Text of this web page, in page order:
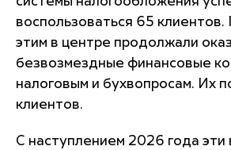
воспользоваться 65 клиентов.
этим в центре продолжали
безвозмездные финансовые
налоговым и бухвопросам. Их
клиентов.
С наступлением 2026 года эти